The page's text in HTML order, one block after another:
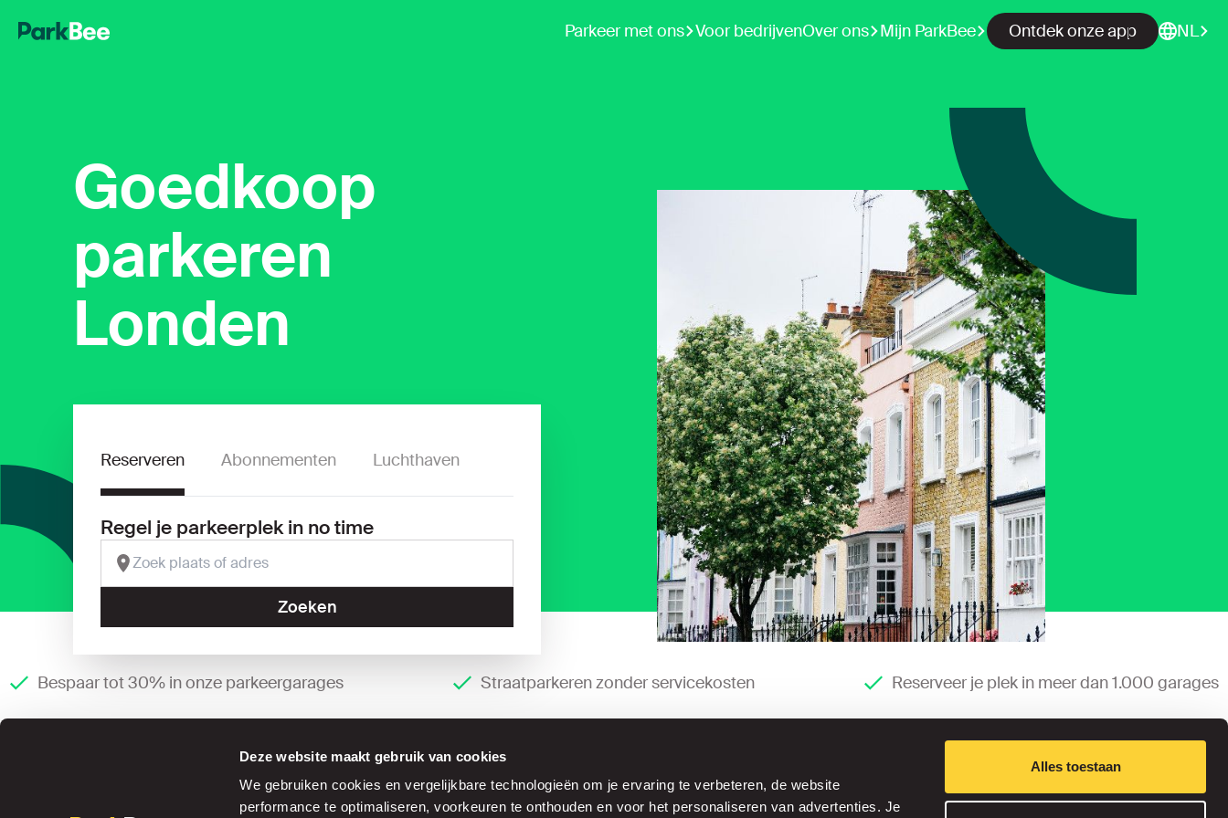
Deze website maakt gebruik van cookies
We gebruiken cookies en vergelijkbare technologieën om je ervaring te verbeteren, de website
performance te optimaliseren, voorkeuren te onthouden en voor het personaliseren van advertenties. Je
Alles toestaan
Parkeer met ons Voor bedrijvenOver ons Mijn ParkBee Ontdek onze app NL
Goedkoop
parkeren
Londen
Reserveren Abonnementen Luchthaven
Regel je parkeerplek in no time
Zoeken
Bespaar tot 30% in onze parkeergarages Straatparkeren zonder servicekosten Reserveer je plek in meer dan 1.000 garages